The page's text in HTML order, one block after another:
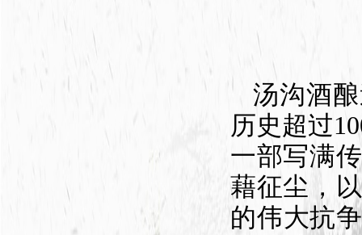
汤沟酒
历史超过
一部写满
藉征尘，
的伟大抗